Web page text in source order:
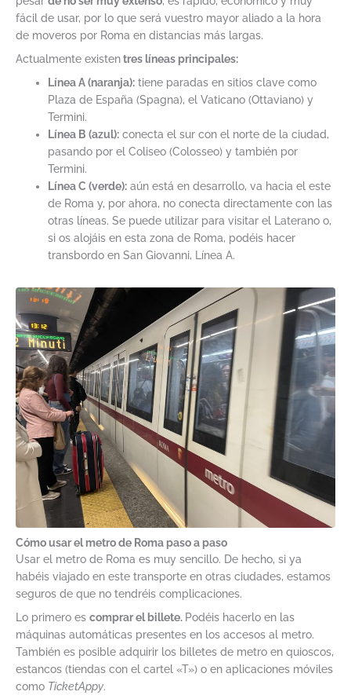
fácil de usar, por lo que será vuestro mayor aliado a la hora
de moveros por Roma en distancias más largas.
Actualmente existentres líneas principales:
Línea A (naranja): tiene paradas en sitios clave como
Plaza de España (Spagna), el Vaticano (Ottaviano) y
Termini.
Línea B (azul): conecta el sur con el norte de la ciudad,
pasando por el Coliseo (Colosseo) y también por
Termini.
Línea C (verde): aún está en desarrollo, va hacia el este
de Roma y, por ahora, no conecta directamente con las
otras líneas. Se puede utilizar para visitar el Laterano o,
si os alojáis en esta zona de Roma, podéis hacer
transbordo en San Giovanni, Línea A.
Cómo usar el metro de Roma paso a paso
Usar el metro de Roma es muy sencillo. De hecho, si ya
habéis viajado en este transporte en otras ciudades, estamos
seguros de que no tendréis complicaciones.
Lo primero es comprar el billete. Podéis hacerlo en las
máquinas automáticas presentes en los accesos al metro.
También es posible adquirir los billetes de metro en quioscos,
estancos (tiendas con el cartel «T») o en aplicaciones móviles
como TicketAppy.